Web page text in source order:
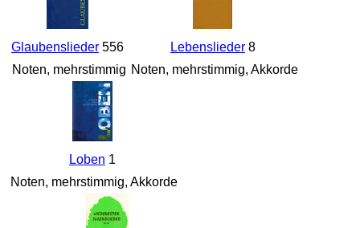
Glaubenslieder556
Noten, mehrstimmig
Lebenslieder8
Noten, mehrstimmig, Akkorde
Loben 1
Noten, mehrstimmig, Akkorde